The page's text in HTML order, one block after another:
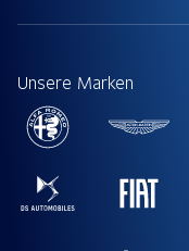
Unsere Marken